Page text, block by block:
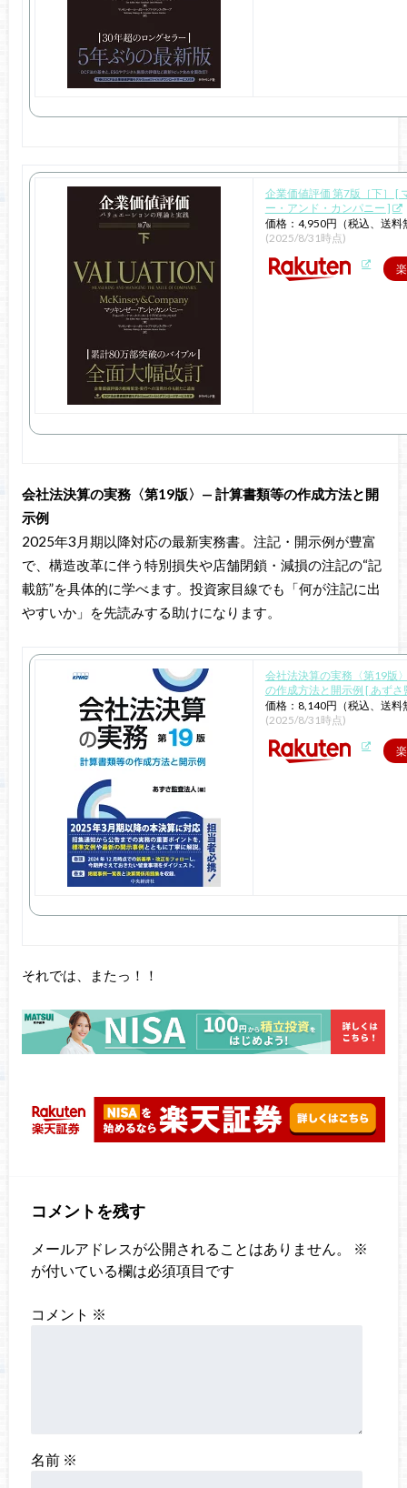
企業価値評価 第7版［下］ [
ー・アンド・カンパニー ]
価格：4,950円（税込、送料
(2025/8/31時点)
会社法決算の実務〈第19版〉— 計算書類等の作成方法と開
示例
2025年3月期以降対応の最新実務書。注記・開示例が豊富
で、構造改革に伴う特別損失や店舗閉鎖・減損の注記の“記
載筋”を具体的に学べます。投資家目線でも「何が注記に出
やすいか」を先読みする助けになります。
会社法決算の実務〈第19版
の作成方法と開示例 [ あずさ
価格：8,140円（税込、送料
(2025/8/31時点)
それでは、またっ！！
コメントを残す
メールアドレスが公開されることはありません。
※
が付いている欄は必須項目です
コメント ※
名前 ※